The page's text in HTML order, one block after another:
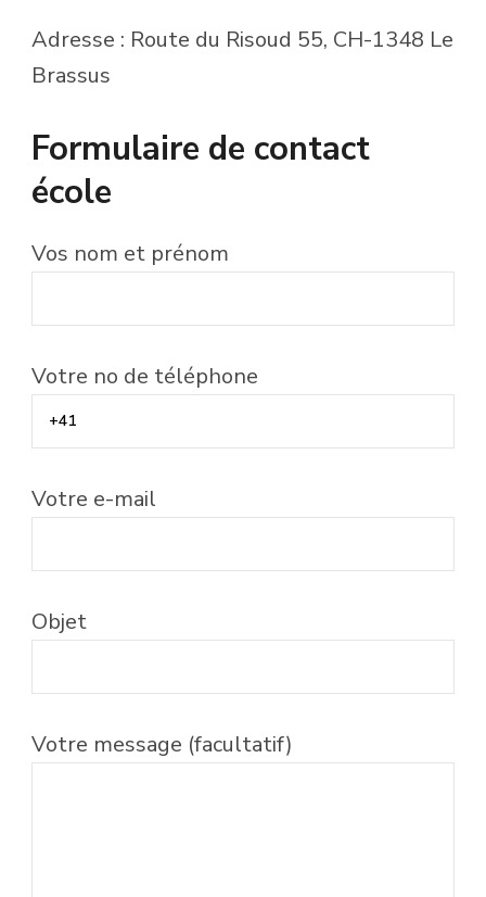
Adresse : Route du Risoud 55, CH-1348 Le
Brassus
Formulaire de contact
école
Vos nom et prénom
Votre no de téléphone
Votre e-mail
Objet
Votre message (facultatif)